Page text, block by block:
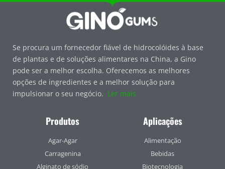
Se procura um fornecedor fiável de hidrocolóides à base
de plantas e de soluções alimentares na China, a Gino
pode ser a melhor escolha. Oferecemos as melhores
opções de ingredientes e a melhor solução para
impulsionar o seu negócio. Ler mais
Produtos
Agar-Agar
Carragenina
Alginato de sódio
Aplicações
Alimentação
Bebidas
Biotecnologia